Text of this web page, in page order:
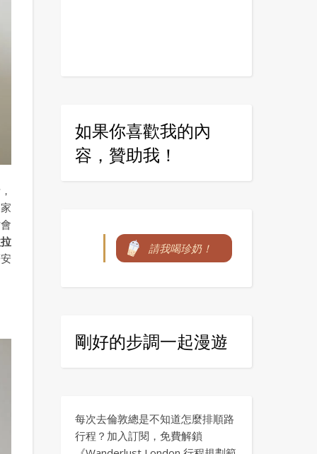
如果你喜歡我的內
容，贊助我！
請我喝珍奶！
剛好的步調一起漫遊
每次去倫敦總是不知道怎麼排順路
行程？加入訂閱，免費解鎖